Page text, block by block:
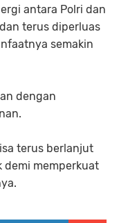
antara Polri dan
terus diperluas
semakin
dengan
terus berlanjut
demi memperkuat